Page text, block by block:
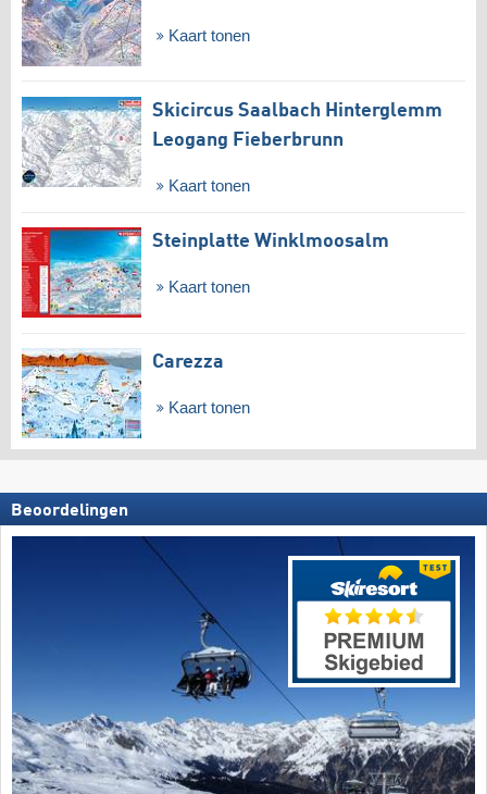
Kaart tonen
Skicircus Saalbach Hinterglemm
Leogang Fieberbrunn
Kaart tonen
Steinplatte Winklmoosalm
Kaart tonen
Carezza
Kaart tonen
Beoordelingen